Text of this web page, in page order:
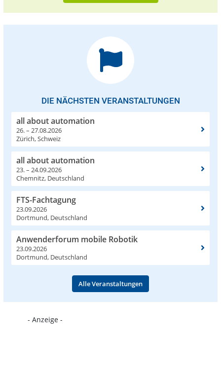
DIE NÄCHSTEN VERANSTALTUNGEN
all about automation
26. – 27.08.2026
Zürich, Schweiz
all about automation
23. – 24.09.2026
Chemnitz, Deutschland
FTS-Fachtagung
23.09.2026
Dortmund, Deutschland
Anwenderforum mobile Robotik
23.09.2026
Dortmund, Deutschland
Alle Veranstaltungen
- Anzeige -